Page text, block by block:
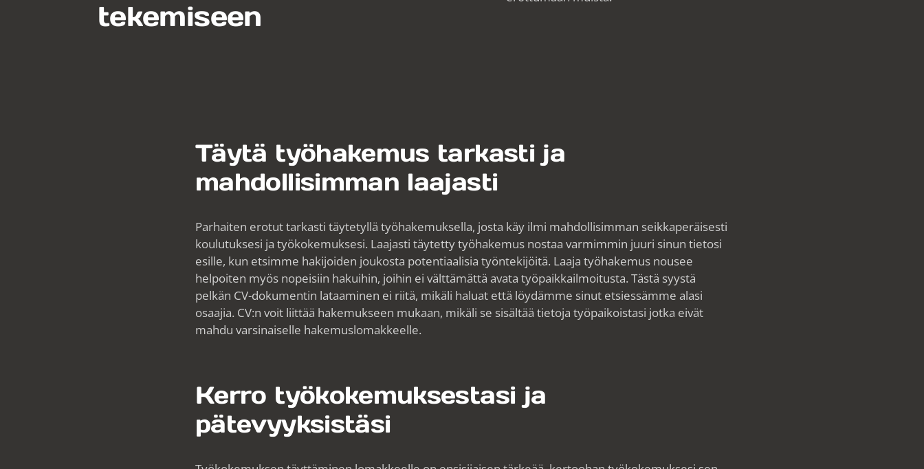
tekemiseen
Täytä työhakemus tarkasti ja
mahdollisimman laajasti
Parhaiten erotut tarkasti täytetyllä työhakemuksella, josta käy ilmi mahdollisimman seikkaperäisesti
koulutuksesi ja työkokemuksesi. Laajasti täytetty työhakemus nostaa varmimmin juuri sinun tietosi
esille, kun etsimme hakijoiden joukosta potentiaalisia työntekijöitä. Laaja työhakemus nousee
helpoiten myös nopeisiin hakuihin, joihin ei välttämättä avata työpaikkailmoitusta. Tästä syystä
pelkän CV-dokumentin lataaminen ei riitä, mikäli haluat että löydämme sinut etsiessämme alasi
osaajia. CV:n voit liittää hakemukseen mukaan, mikäli se sisältää tietoja työpaikoistasi jotka eivät
mahdu varsinaiselle hakemuslomakkeelle.
Kerro työkokemuksestasi ja
pätevyyksistäsi